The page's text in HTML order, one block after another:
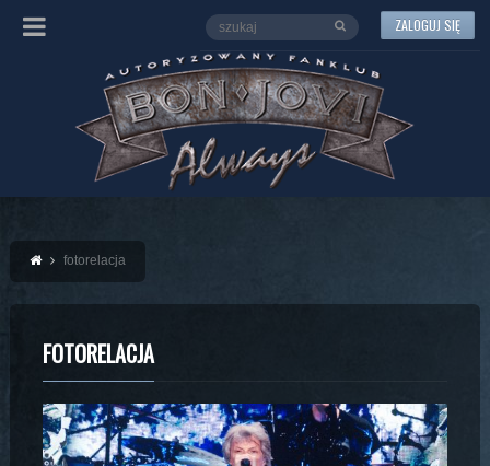
ZALOGUJ SIĘ
fotorelacja
FOTORELACJA